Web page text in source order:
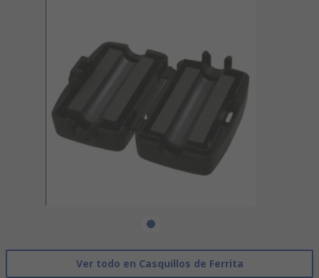
Ver todo en Casquillos de Ferrita